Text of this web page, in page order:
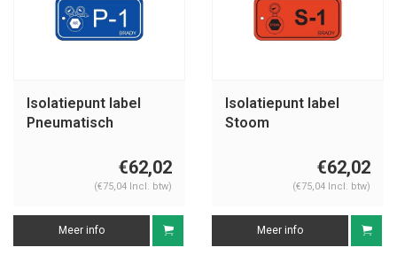
Isolatiepunt label
Pneumatisch
€62,02
(€75,04 Incl. btw)
Meer info
Isolatiepunt label
Stoom
€62,02
(€75,04 Incl. btw)
Meer info